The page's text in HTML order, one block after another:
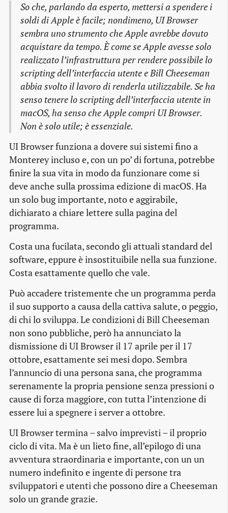
So che, parlando da esperto, mettersi a spendere i
soldi di Apple è facile; nondimeno, UI Browser
sembra uno strumento che Apple avrebbe dovuto
acquistare da tempo. È come se Apple avesse solo
realizzato l’infrastruttura per rendere possibile lo
scripting dell’interfaccia utente e Bill Cheeseman
abbia svolto il lavoro di renderla utilizzabile. Se ha
senso tenere lo scripting dell’interfaccia utente in
macOS, ha senso che Apple compri UI Browser.
Non è solo utile; è essenziale.
UI Browser funziona a dovere sui sistemi fino a
Monterey incluso e, con un po’ di fortuna, potrebbe
finire la sua vita in modo da funzionare come si
deve anche sulla prossima edizione di macOS. Ha
un solo bug importante, noto e aggirabile,
dichiarato a chiare lettere sulla pagina del
programma.
Costa una fucilata, secondo gli attuali standard del
software, eppure è insostituibile nella sua funzione.
Costa esattamente quello che vale.
Può accadere tristemente che un programma perda
il suo supporto a causa della cattiva salute, o peggio,
di chi lo sviluppa. Le condizioni di Bill Cheeseman
non sono pubbliche, però ha annunciato la
dismissione di UI Browser il 17 aprile per il 17
ottobre, esattamente sei mesi dopo. Sembra
l’annuncio di una persona sana, che programma
serenamente la propria pensione senza pressioni o
cause di forza maggiore, con tutta l’intenzione di
essere lui a spegnere i server a ottobre.
UI Browser termina – salvo imprevisti – il proprio
ciclo di vita. Ma è un lieto fine, all’epilogo di una
avventura straordinaria e importante, con un un
numero indefinito e ingente di persone tra
sviluppatori e utenti che possono dire a Cheeseman
solo un grande grazie.